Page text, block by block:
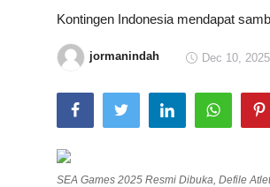
Total Sports
Pedoman Media Siber
Kontingen Indonesia mendapat
jormanindah Dec 10,
SEA Games 2025 Resmi Dibuka, Defile